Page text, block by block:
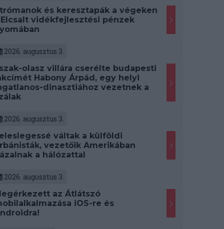
és keresztapák a végeken
Elcsalt vidékfejlesztési pénzek
2026. augusztus 3.
olasz villára cserélte budapesti
Habony Árpád, egy helyi
dinasztiához vezetnek a
2026. augusztus 3.
váltak a külföldi
vezetőik Amerikában
a hálózattal
2026. augusztus 3.
az Átlátszó
iOS-re és